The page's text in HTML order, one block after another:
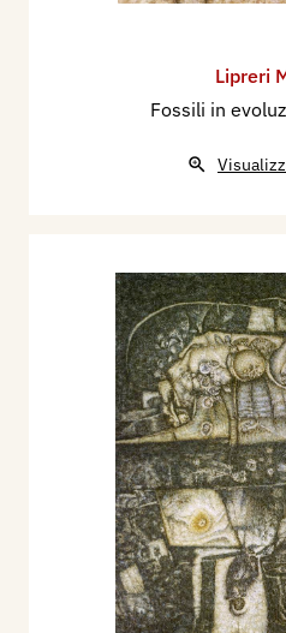
Lipreri
Fossili in